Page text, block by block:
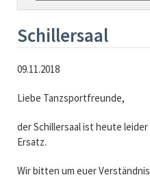
überspringen
Schillersaal
09.11.2018
Liebe Tanzsportfreunde,
der Schillersaal ist heute
Ersatz.
Wir bitten um euer